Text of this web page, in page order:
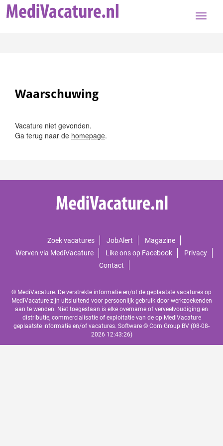
Toggle
Waarschuwing
Vacature niet gevonden.
Ga terug naar de homepage.
Zoek vacatures JobAlert
Magazine
Werven via MediVacature
Like ons op Facebook
Privacy
Contact
© MediVacature. De verstrekte informatie en/of de geplaatste vacatures op
MediVacature zijn uitsluitend voor persoonlijk gebruik door werkzoekenden
aan te wenden. Niet toegestaan is elke overname of verveelvoudiging en
distributie, commercialisatie of exploitatie van de op MediVacature
geplaatste informatie en/of vacatures. Software © Corn Group BV (08-08-
2026 12:43:26)